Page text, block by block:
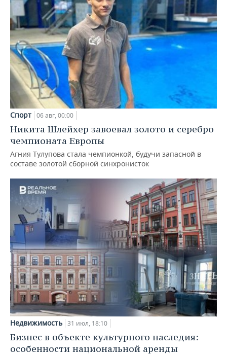
Спорт 06 авг, 00:00
Никита Шлейхер завоевал золото и серебро
чемпионата Европы
Агния Тулупова стала чемпионкой, будучи запасной в
составе золотой сборной синхронисток
Недвижимость 31 июл, 18:10
Бизнес в объекте культурного наследия:
особенности национальной аренды